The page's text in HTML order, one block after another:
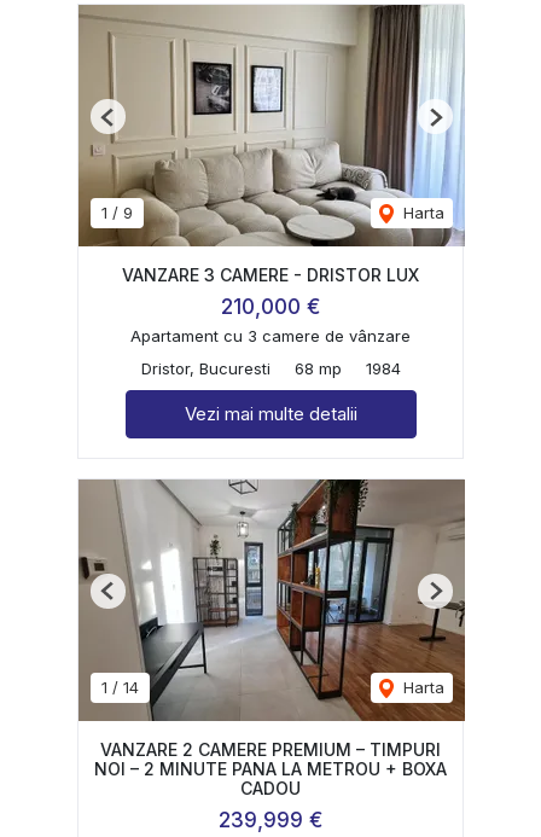
1 / 9 Harta
Previous Next
VANZARE 3 CAMERE - DRISTOR LUX
210,000 €
Apartament cu 3 camere de vânzare
Dristor, Bucuresti
68 mp 1984
Vezi mai multe detalii
1 / 14 Harta
Previous Next
VANZARE 2 CAMERE PREMIUM – TIMPURI
NOI – 2 MINUTE PANA LA METROU + BOXA
CADOU
239,999 €